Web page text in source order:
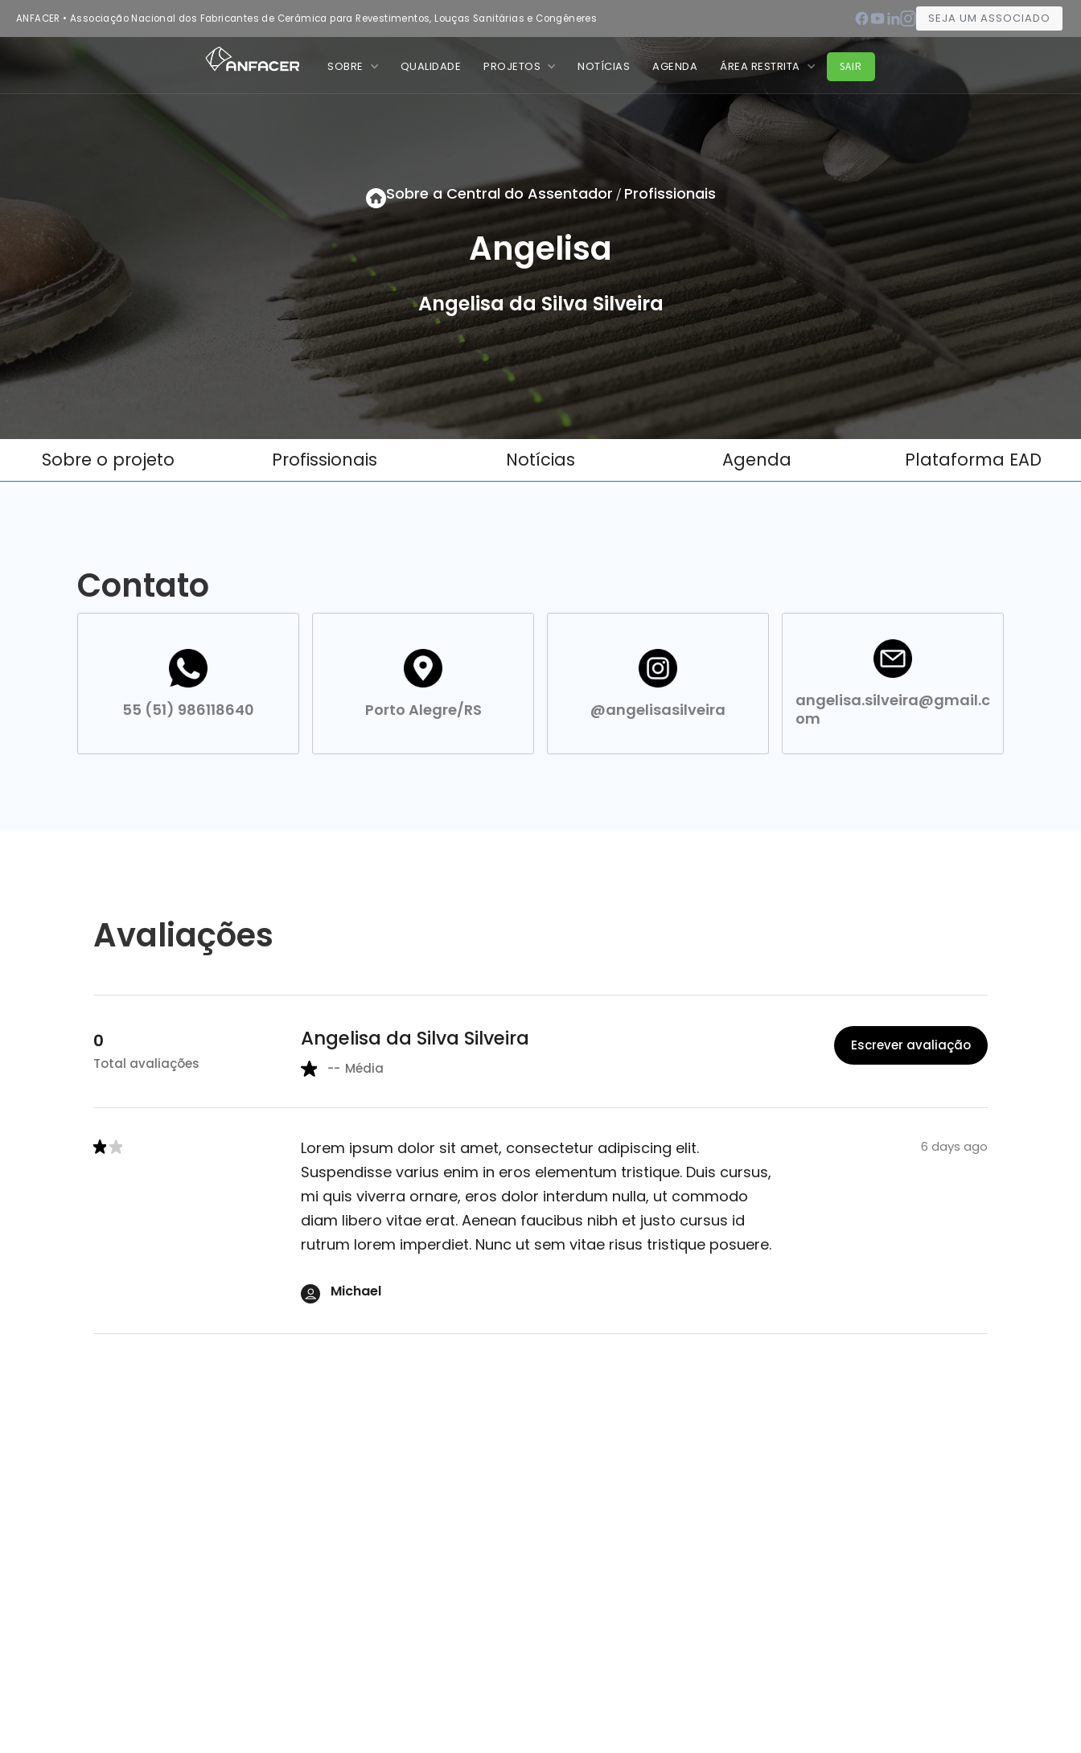
ANFACER • Associação Nacional dos Fabricantes de Cerâmica para Revestimentos, Louças Sanitárias e Congêneres SEJA UM ASSOCIADO
SOBRE QUALIDADE PROJETOS NOTÍCIAS AGENDA ÁREA RESTRITA SAIR
Sobre a Central do Assentador / Profissionais
Angelisa
Angelisa da Silva Silveira
Sobre o projeto Profissionais Notícias Agenda Plataforma EAD
Contato
55 (51) 986118640 Porto Alegre/RS @angelisasilveira
angelisa.silveira@gmail.c
om
Avaliações
0
Total avaliações
Angelisa da Silva Silveira
-- Média
Escrever avaliação
Lorem ipsum dolor sit amet, consectetur adipiscing elit.
Suspendisse varius enim in eros elementum tristique. Duis cursus,
mi quis viverra ornare, eros dolor interdum nulla, ut commodo
diam libero vitae erat. Aenean faucibus nibh et justo cursus id
rutrum lorem imperdiet. Nunc ut sem vitae risus tristique posuere.
Michael
6 days ago